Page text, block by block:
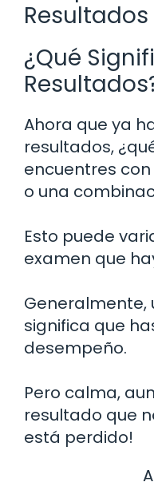
Resultados
¿Qué
Ahora que ya
resultados,
encuentres
o una
Esto puede
examen que
Generalmente,
significa que
desempeño.
Pero calma,
resultado que
está perdido!